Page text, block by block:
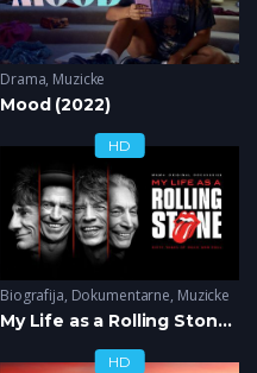
Drama, Muzicke
Mood (2022)
HD
Biografija, Dokumentarne, Muzicke
My Life as a Rolling Stone (2022)
HD